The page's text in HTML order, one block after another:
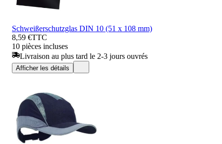
Schweißerschutzglas DIN 10 (51 x 108 mm)
8,59 €TTC
10 pièces incluses
Livraison au plus tard le 2-3 jours ouvrés
Afficher les détails